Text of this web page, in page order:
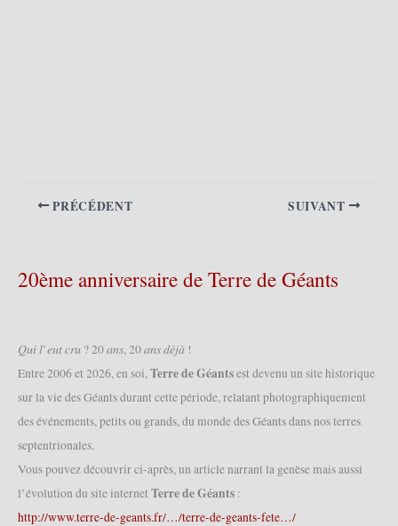
PRÉCÉDENT SUIVANT
20ème anniversaire de Terre de Géants
𝑄𝑢𝑖 𝑙’𝑒𝑢𝑡 𝑐𝑟𝑢 ? 20 𝑎𝑛𝑠, 20 𝑎𝑛𝑠 𝑑𝑒́𝑗𝑎̀ !
Entre 2006 et 2026, en soi,Terre de Géantsest devenu un site historique
sur la vie des Géants durant cette période, relatant photographiquement
des événements, petits ou grands, du monde des Géants dans nos terres
septentrionales.
Vous pouvez découvrir ci-après, un article narrant la genèse mais aussi
l’évolution du site internet Terre de Géants :
http://www.terre-de-geants.fr/…/terre-de-geants-fete…/